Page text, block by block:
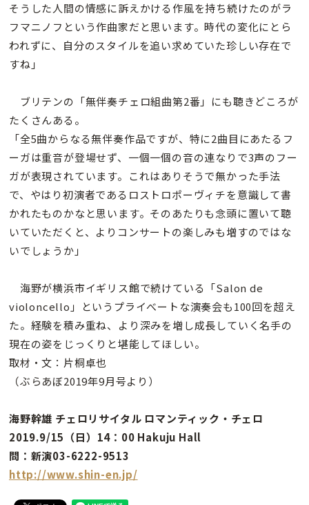
そうした人間の情感に訴えかける作風を持ち続けたのがラ
フマニノフという作曲家だと思います。時代の変化にとら
われずに、自分のスタイルを追い求めていた珍しい存在で
すね」
ブリテンの「無伴奏チェロ組曲第2番」にも聴きどころが
たくさんある。
「全5曲からなる無伴奏作品ですが、特に2曲目にあたるフ
ーガは重音が登場せず、一個一個の音の連なりで3声のフー
ガが表現されています。これはありそうで無かった手法
で、やはり初演者であるロストロポーヴィチを意識して書
かれたものかなと思います。そのあたりも念頭に置いて聴
いていただくと、よりコンサートの楽しみも増すのではな
いでしょうか」
海野が横浜市イギリス館で続けている「Salon de
violoncello」というプライべートな演奏会も100回を超え
た。経験を積み重ね、より深みを増し成長していく名手の
現在の姿をじっくりと堪能してほしい。
取材・文：片桐卓也
（ぶらあぼ2019年9月号より）
海野幹雄 チェロリサイタル ロマンティック・チェロ
2019.9/15（日）14：00 Hakuju Hall
問：新演03-6222-9513
http://www.shin-en.jp/